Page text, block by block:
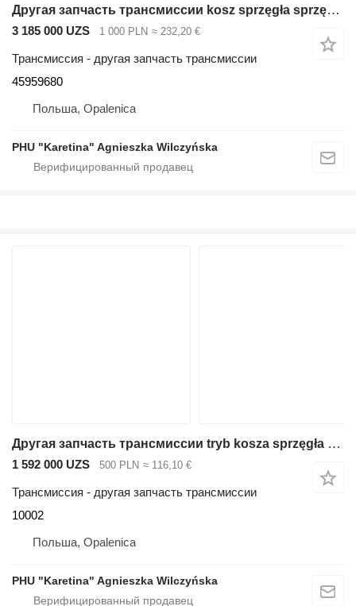
Другая запчасть трансмиссии kosz sprzęgła sprzęgłowy 45959680 для экскаватора-погрузчика JCB 3CX
3 185 000 UZS 1 000 PLN ≈ 232,20 €
Трансмиссия - другая запчасть трансмиссии
45959680
Польша, Opalenica
PHU "Karetina" Agnieszka Wilczyńska
Другая запчасть трансмиссии tryb kosza sprzęgła sprzęgłowego 10002 для экскаватора-погрузчика JCB 3CX
1 592 000 UZS 500 PLN ≈ 116,10 €
Трансмиссия - другая запчасть трансмиссии
10002
Польша, Opalenica
PHU "Karetina" Agnieszka Wilczyńska